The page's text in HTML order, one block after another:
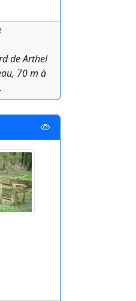
de Arthel
70 m à